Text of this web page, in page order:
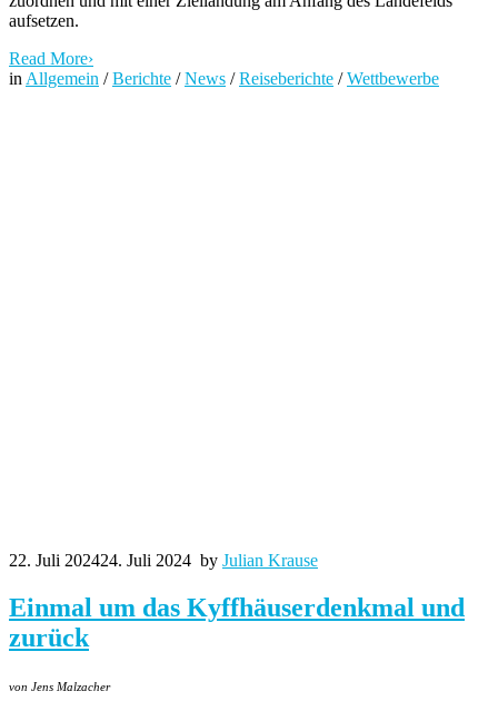
aufsetzen.
Read More›
in Allgemein /Berichte /News /Reiseberichte /Wettbewerbe
22. Juli 202424. Juli 2024 by Julian Krause
Einmal um das Kyffhäuserdenkmal und
zurück
von Jens Malzacher